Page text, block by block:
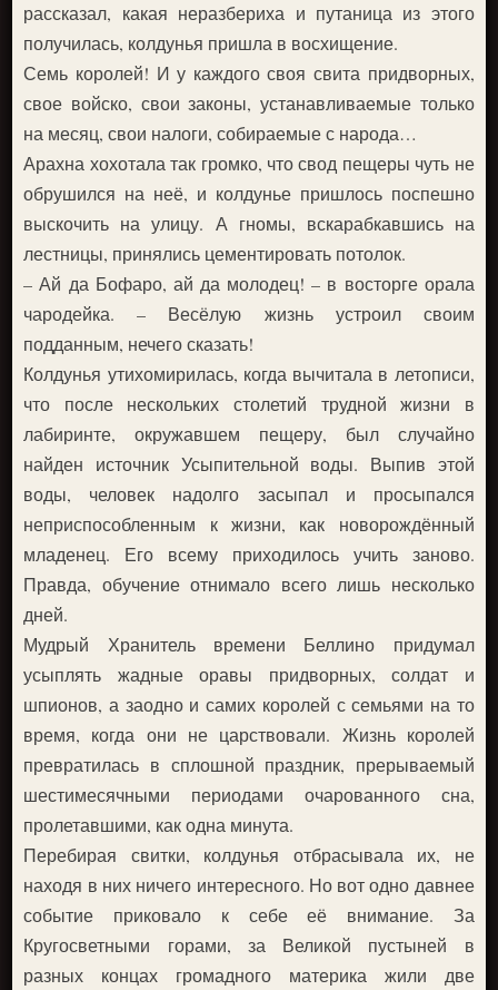
рассказал, какая неразбериха и путаница из этого
получилась, колдунья пришла в восхищение.
Семь королей! И у каждого своя свита придворных,
свое войско, свои законы, устанавливаемые только
на месяц, свои налоги, собираемые с народа…
Арахна хохотала так громко, что свод пещеры чуть не
обрушился на неё, и колдунье пришлось поспешно
выскочить на улицу. А гномы, вскарабкавшись на
лестницы, принялись цементировать потолок.
– Ай да Бофаро, ай да молодец! – в восторге орала
чародейка. – Весёлую жизнь устроил своим
подданным, нечего сказать!
Колдунья утихомирилась, когда вычитала в летописи,
что после нескольких столетий трудной жизни в
лабиринте, окружавшем пещеру, был случайно
найден источник Усыпительной воды. Выпив этой
воды, человек надолго засыпал и просыпался
неприспособленным к жизни, как новорождённый
младенец. Его всему приходилось учить заново.
Правда, обучение отнимало всего лишь несколько
дней.
Мудрый Хранитель времени Беллино придумал
усыплять жадные оравы придворных, солдат и
шпионов, а заодно и самих королей с семьями на то
время, когда они не царствовали. Жизнь королей
превратилась в сплошной праздник, прерываемый
шестимесячными периодами очарованного сна,
пролетавшими, как одна минута.
Перебирая свитки, колдунья отбрасывала их, не
находя в них ничего интересного. Но вот одно давнее
событие приковало к себе её внимание. За
Кругосветными горами, за Великой пустыней в
разных концах громадного материка жили две